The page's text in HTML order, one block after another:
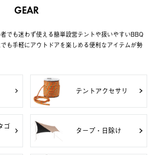
GEAR
でも迷わず使える簡単設営テントや扱いやすいBBQ
も手軽にアウトドアを楽しめる便利なアイテムが勢
テントアクセサリ
ゴ
タープ・日除け